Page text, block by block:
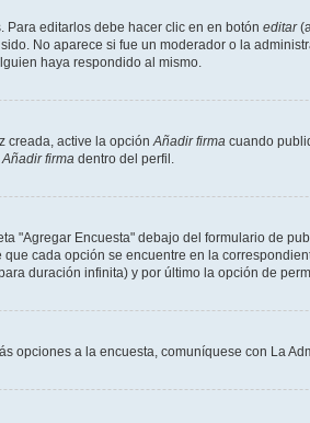
editarlos debe hacer clic en en botón editar
No aparece si fue un moderador o la
haya respondido al mismo.
creada, active la opción Añadir firma cuando
Añadir firma dentro del perfil.
"Agregar Encuesta" debajo del formulario de
cada opción se encuentre en la
duración infinita) y por último la opción de
opciones a la encuesta, comuníquese con La